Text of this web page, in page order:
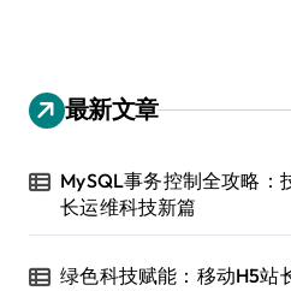
最新文章
MySQL事务控制全攻略：
长运维科技新篇
绿色科技赋能：移动H5站